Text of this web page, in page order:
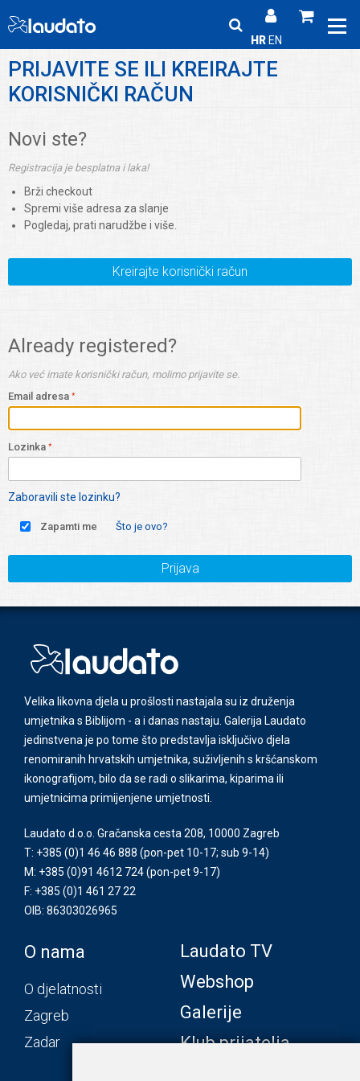
HR EN
PRIJAVITE SE ILI KREIRAJTE
KORISNIČKI RAČUN
Novi ste?
Registracija je besplatna i laka!
Brži checkout
Spremi više adresa za slanje
Pogledaj, prati narudžbe i više.
Kreirajte korisnički račun
Already registered?
Ako već imate korisnički račun, molimo prijavite se.
Email adresa
Lozinka
Zaboravili ste lozinku?
Zapamti me Što je ovo?
Prijava
Velika likovna djela u prošlosti nastajala su iz druženja
umjetnika s Biblijom - a i danas nastaju. Galerija Laudato
jedinstvena je po tome što predstavlja isključivo djela
renomiranih hrvatskih umjetnika, suživljenih s kršćanskom
ikonografijom, bilo da se radi o slikarima, kiparima ili
umjetnicima primijenjene umjetnosti.
Laudato d.o.o. Gračanska cesta 208, 10000 Zagreb
T: +385 (0)1 46 46 888 (pon-pet 10-17; sub 9-14)
M: +385 (0)91 4612 724(pon-pet 9-17)
F: +385 (0)1 461 27 22
OIB: 86303026965
O nama
O djelatnosti
Zagreb
Zadar
Laudato TV
Webshop
Galerije
Klub prijatelja